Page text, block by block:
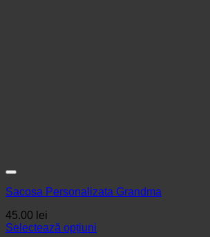
Sacosa Personalizata Grandma
45.00 lei
Selectează opțiuni